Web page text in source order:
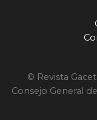
© Revista
Consejo General